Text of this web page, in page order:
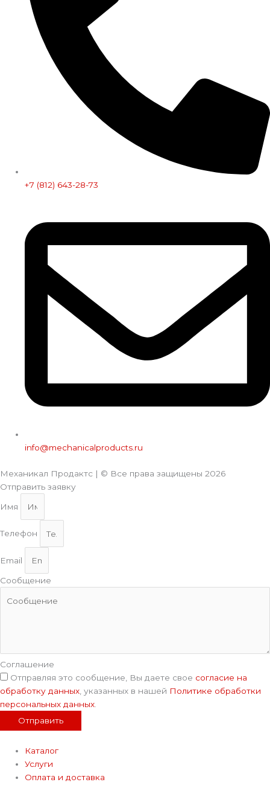
+7 (812) 643-28-73
info@mechanicalproducts.ru
Механикал Продактс | © Все права защищены 2026
Отправить заявку
Имя
Телефон
Email
Сообщение
Соглашение
Отправляя это сообщение, Вы даете свое согласие на
обработку данных , указанных в нашей Политике обработки
персональных данных
Отправить
Каталог
Услуги
Оплата и доставка